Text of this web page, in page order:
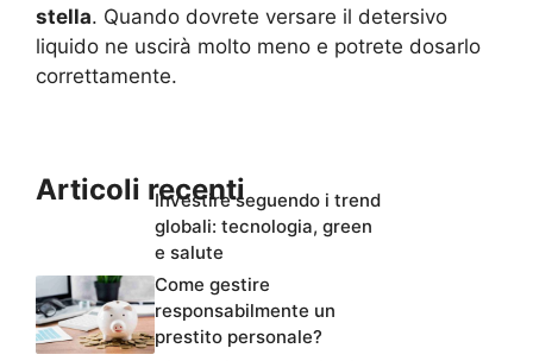
stella. Quando dovrete versare il detersivo
liquido ne uscirà molto meno e potrete dosarlo
correttamente.
Articoli recentiInvestire seguendo i trend
globali: tecnologia, green
e salute
Come gestire
responsabilmente un
prestito personale?